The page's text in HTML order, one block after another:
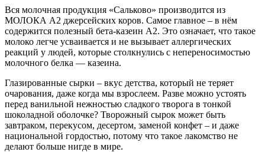
Вся молочная продукция «Сальково» производится из
МОЛОКА А2 джерсейских коров. Самое главное – в нём
содержится полезный бета-казеин А2. Это означает, что такое
молоко легче усваивается и не вызывает аллергических
реакций у людей, которые столкнулись с непереносимостью
молочного белка — казеина.
Глазированные сырки – вкус детства, который не теряет
очарования, даже когда мы взрослеем. Разве можно устоять
перед ванильной нежностью сладкого творога в тонкой
шоколадной оболочке? Творожный сырок может быть
завтраком, перекусом, десертом, заменой конфет – и даже
национальной гордостью, потому что такое лакомство не
делают больше нигде в мире.